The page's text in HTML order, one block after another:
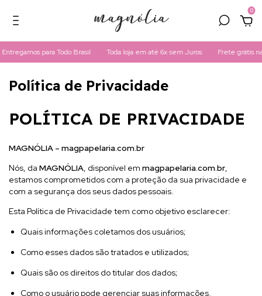
0
para Todo Brasil Toda loja em até 6x sem Juros Frete grátis nas
Política de Privacidade
POLÍTICA DE PRIVACIDADE
MAGNÓLIA – magpapelaria.com.br
Nós, da MAGNÓLIA, disponível em magpapelaria.com.br,
estamos comprometidos com a proteção da sua privacidade e
com a segurança dos seus dados pessoais.
Esta Política de Privacidade tem como objetivo esclarecer:
Quais informações coletamos dos usuários;
Como esses dados são tratados e utilizados;
Quais são os direitos do titular dos dados;
Como o usuário pode gerenciar suas informações.